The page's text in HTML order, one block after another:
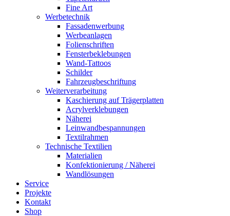
Fine Art
Werbetechnik
Fassadenwerbung
Werbeanlagen
Folienschriften
Fensterbeklebungen
Wand-Tattoos
Schilder
Fahrzeugbeschriftung
Weiterverarbeitung
Kaschierung auf Trägerplatten
Acrylverklebungen
Näherei
Leinwandbespannungen
Textilrahmen
Technische Textilien
Materialien
Konfektionierung / Näherei
Wandlösungen
Service
Projekte
Kontakt
Shop